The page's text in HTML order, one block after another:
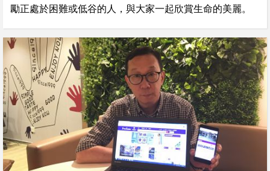
勵正處於困難或低谷的人，與大家一起欣賞生命的美麗。